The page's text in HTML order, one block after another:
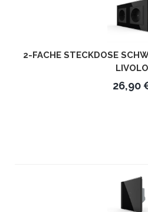
2-FACHE STECKDOSE
LIVOLO
26,90